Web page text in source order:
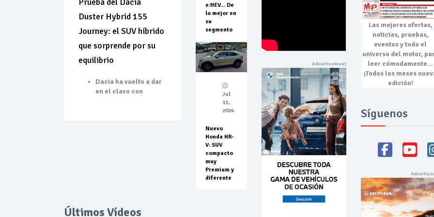
Duster Hybrid 155
Journey: el SUV híbrido
que sorprende por su
equilibrio
Dacia ha vuelto a dar
en el clavo con
e:HEV… De
lo mejor en
su
segmento
Jul
11,
2024
Nuevo
Honda HR-
V: SUV
compacto
muy
Premium y
diferente
Últimos Vídeos
Las mejores ofertas,
noticias, pruebas,
eventosy todo el
universo del motor,
leer cómodamente…
¡Todos los meses
edición!
Síguenos